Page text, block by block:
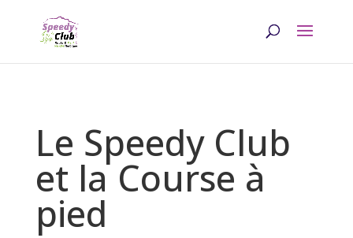
Le Speedy Club
et la Course à
pied